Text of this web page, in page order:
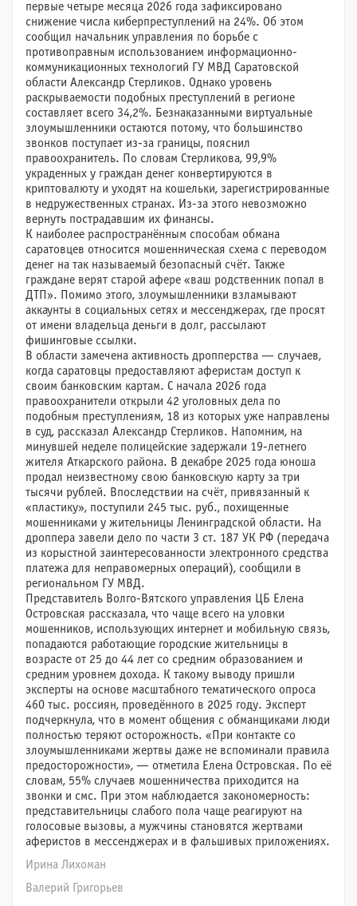
первые четыре месяца 2026 года зафиксировано
снижение числа киберпреступлений на 24%. Об этом
сообщил начальник управления по борьбе с
противоправным использованием информационно-
коммуникационных технологий ГУ МВД Саратовской
области Александр Стерликов. Однако уровень
раскрываемости подобных преступлений в регионе
составляет всего 34,2%. Безнаказанными виртуальные
злоумышленники остаются потому, что большинство
звонков поступает из-за границы, пояснил
правоохранитель. По словам Стерликова, 99,9%
украденных у граждан денег конвертируются в
криптовалюту и уходят на кошельки, зарегистрированные
в недружественных странах. Из-за этого невозможно
вернуть пострадавшим их финансы.
К наиболее распространённым способам обмана
саратовцев относится мошенническая схема с переводом
денег на так называемый безопасный счёт. Также
граждане верят старой афере «ваш родственник попал в
ДТП». Помимо этого, злоумышленники взламывают
аккаунты в социальных сетях и мессенджерах, где просят
от имени владельца деньги в долг, рассылают
фишинговые ссылки.
В области замечена активность дропперства — случаев,
когда саратовцы предоставляют аферистам доступ к
своим банковским картам. С начала 2026 года
правоохранители открыли 42 уголовных дела по
подобным преступлениям, 18 из которых уже направлены
в суд, рассказал Александр Стерликов. Напомним, на
минувшей неделе полицейские задержали 19-летнего
жителя Аткарского района. В декабре 2025 года юноша
продал неизвестному свою банковскую карту за три
тысячи рублей. Впоследствии на счёт, привязанный к
«пластику», поступили 245 тыс. руб., похищенные
мошенниками у жительницы Ленинградской области. На
дроппера завели дело по части 3 ст. 187 УК РФ (передача
из корыстной заинтересованности электронного средства
платежа для неправомерных операций), сообщили в
региональном ГУ МВД.
Представитель Волго-Вятского управления ЦБ Елена
Островская рассказала, что чаще всего на уловки
мошенников, использующих интернет и мобильную связь,
попадаются работающие городские жительницы в
возрасте от 25 до 44 лет со средним образованием и
средним уровнем дохода. К такому выводу пришли
эксперты на основе масштабного тематического опроса
460 тыс. россиян, проведённого в 2025 году. Эксперт
подчеркнула, что в момент общения с обманщиками люди
полностью теряют осторожность. «При контакте со
злоумышленниками жертвы даже не вспоминали правила
предосторожности», — отметила Елена Островская. По её
словам, 55% случаев мошенничества приходится на
звонки и смс. При этом наблюдается закономерность:
представительницы слабого пола чаще реагируют на
голосовые вызовы, а мужчины становятся жертвами
аферистов в мессенджерах и в фальшивых приложениях.
Ирина Лихоман
Валерий Григорьев